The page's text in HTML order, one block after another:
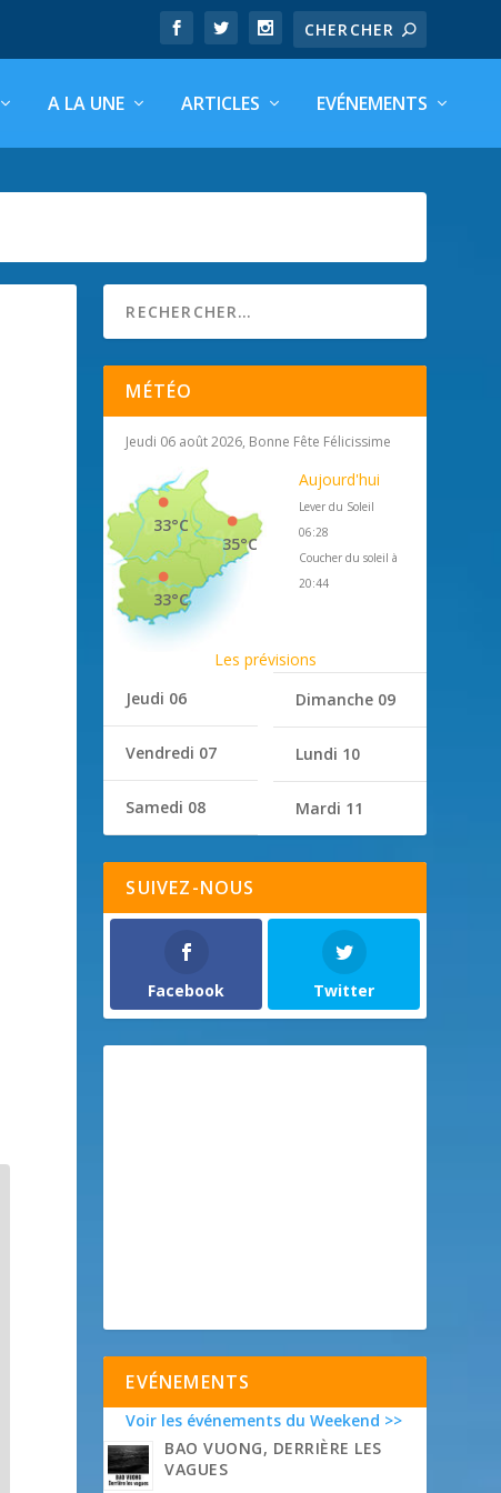
A LA UNE ARTICLES EVÉNEMENTS
MÉTÉO
Jeudi 06 août 2026, Bonne Fête Félicissime
35°C
33°C
33°C
Aujourd'hui
Lever du Soleil
06:28
Coucher du soleil à
20:44
Les prévisions
Jeudi 06
Vendredi 07
Samedi 08
Dimanche 09
Lundi 10
Mardi 11
SUIVEZ-NOUS
Facebook Twitter
EVÉNEMENTS
Voir les événements du Weekend >>
BAO VUONG, DERRIÈRE LES
VAGUES